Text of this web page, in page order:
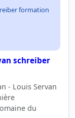
formation
schreiber
- Louis Servan
du